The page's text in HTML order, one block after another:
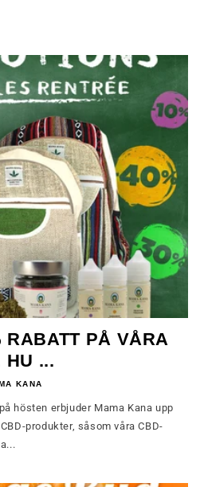
RABATT PÅ VÅRA
HU ...
KANA
hösten erbjuder Mama Kana upp
produkter, såsom våra CBD-